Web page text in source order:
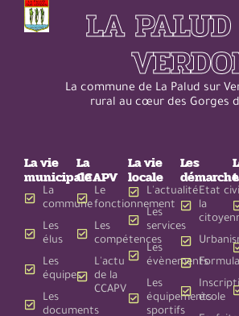
LA
La commune de La Palud sur
rural au cœur des Gorges
La vie
municipale
La
commune
Les
élus
Les
équipes
Les
documents
La
CCAPV
Le
fonctionnement
Les
compétences
L'actu
de la
CCAPV
La vie
locale
L'actualité
Les
services
Les
évènements
Les
équipements
sportifs
Les
Etat
la
école